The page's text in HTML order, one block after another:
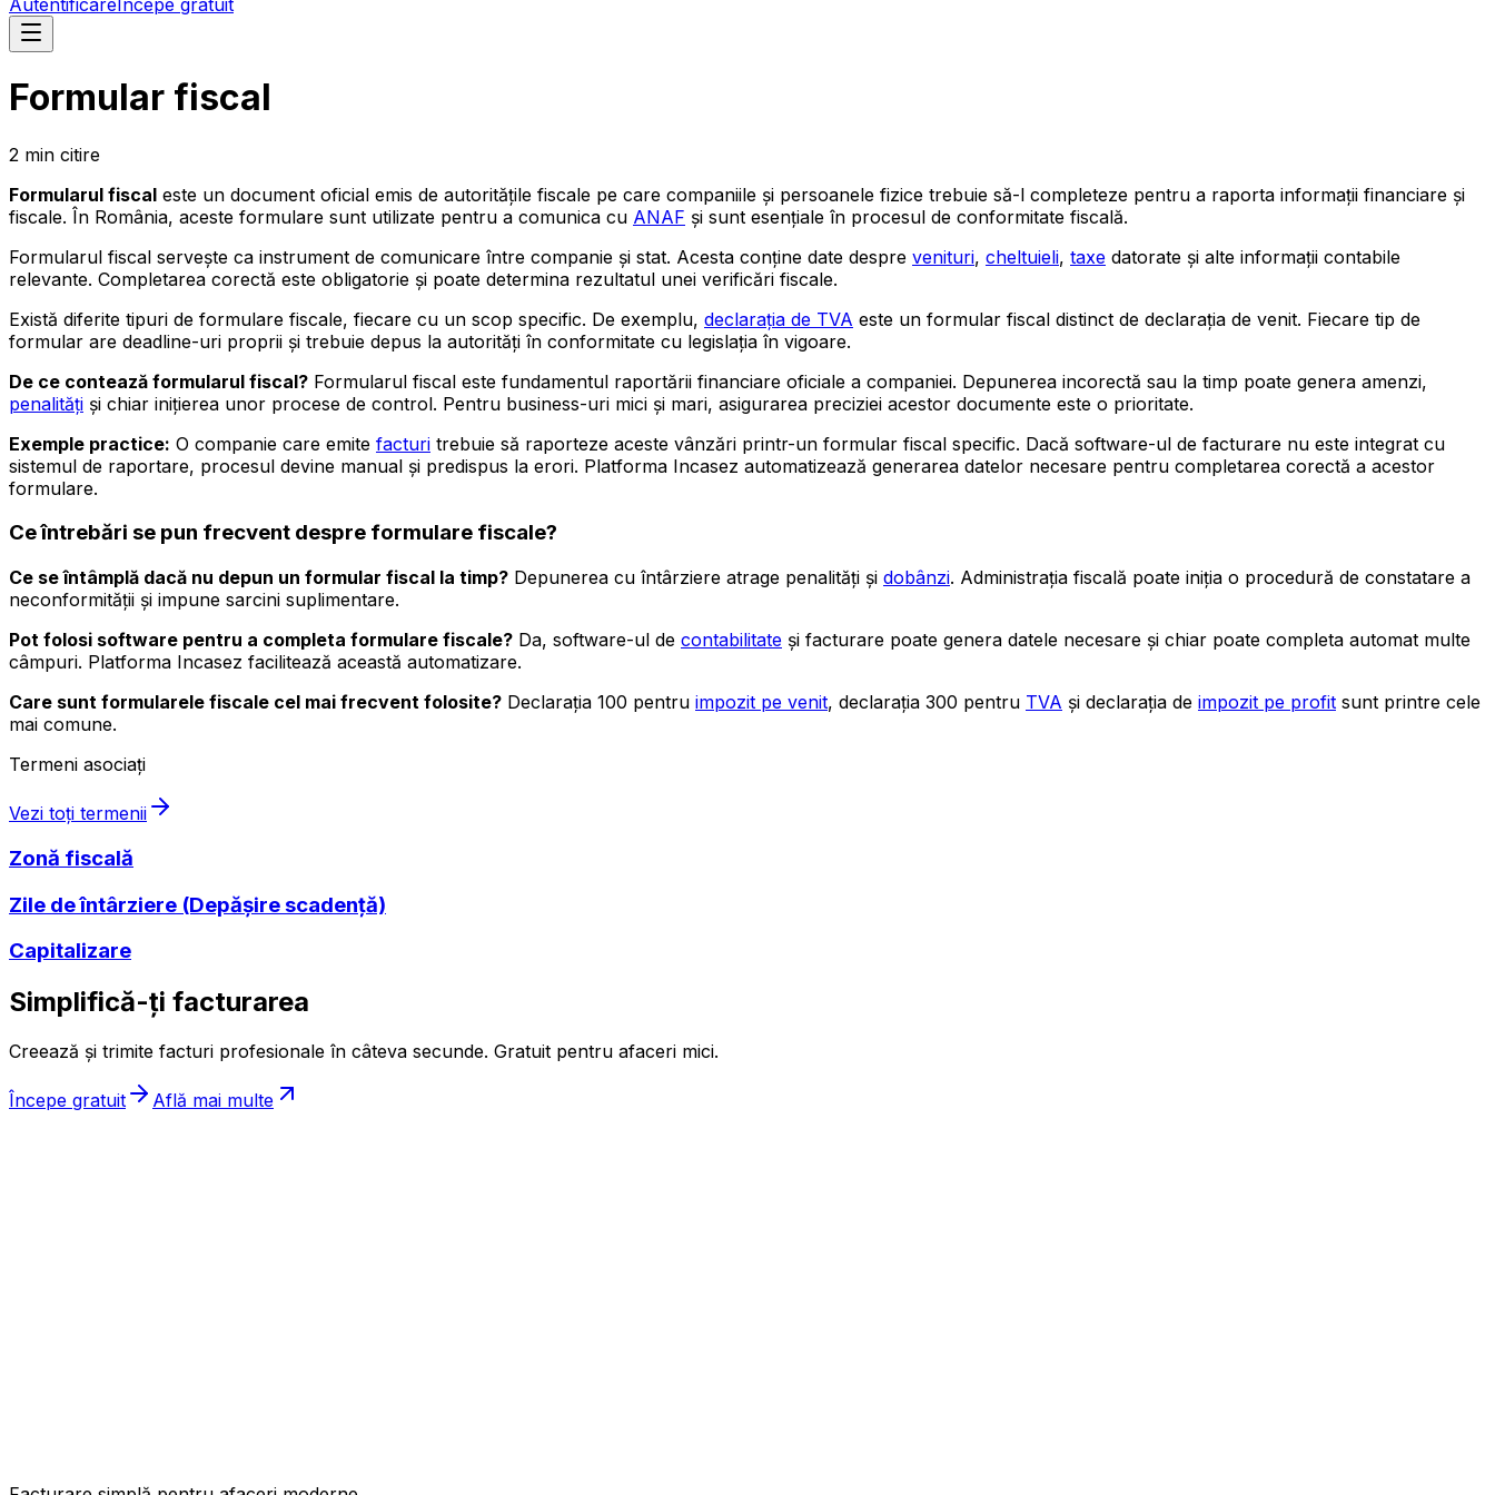
Formular fiscal
2 min citire
Formularul fiscal este un document oficial emis de autoritățile fiscale pe care companiile și persoanele fizice trebuie să-l completeze pentru a raporta informații financiare și
fiscale. În România, aceste formulare sunt utilizate pentru a comunica cu ANAF și sunt esențiale în procesul de conformitate fiscală.
Formularul fiscal servește ca instrument de comunicare între companie și stat. Acesta conține date despre venituri, cheltuieli, taxe datorate și alte informații contabile
relevante. Completarea corectă este obligatorie și poate determina rezultatul unei verificări fiscale.
Există diferite tipuri de formulare fiscale, fiecare cu un scop specific. De exemplu, declarația de TVA este un formular fiscal distinct de declarația de venit. Fiecare tip de
formular are deadline-uri proprii și trebuie depus la autorități în conformitate cu legislația în vigoare.
De ce contează formularul fiscal? Formularul fiscal este fundamentul raportării financiare oficiale a companiei. Depunerea incorectă sau la timp poate genera amenzi,
penalități și chiar inițierea unor procese de control. Pentru business-uri mici și mari, asigurarea preciziei acestor documente este o prioritate.
Exemple practice: O companie care emite facturi trebuie să raporteze aceste vânzări printr-un formular fiscal specific. Dacă software-ul de facturare nu este integrat cu
sistemul de raportare, procesul devine manual și predispus la erori. Platforma Incasez automatizează generarea datelor necesare pentru completarea corectă a acestor
formulare.
Ce întrebări se pun frecvent despre formulare fiscale?
Ce se întâmplă dacă nu depun un formular fiscal la timp? Depunerea cu întârziere atrage penalități și dobânzi. Administrația fiscală poate iniția o procedură de constatare a
neconformității și impune sarcini suplimentare.
Pot folosi software pentru a completa formulare fiscale? Da, software-ul de contabilitate și facturare poate genera datele necesare și chiar poate completa automat multe
câmpuri. Platforma Incasez facilitează această automatizare.
Care sunt formularele fiscale cel mai frecvent folosite? Declarația 100 pentru impozit pe venit, declarația 300 pentru TVA și declarația de impozit pe profit sunt printre cele
mai comune.
Termeni asociați
Vezi toți termenii
Zonă fiscală
Zile de întârziere (Depășire scadență)
Capitalizare
Simplifică-ți facturarea
Creează și trimite facturi profesionale în câteva secunde. Gratuit pentru afaceri mici.
Începe gratuit Află mai multe